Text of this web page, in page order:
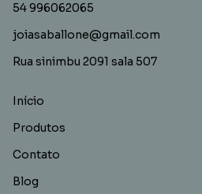
54 996062065
joiasaballone@gmail.com
Rua sinimbu 2091 sala 507
Início
Produtos
Contato
Blog